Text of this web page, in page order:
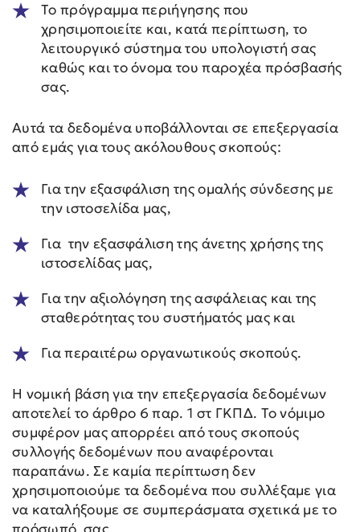
Το πρόγραμμα περιήγησης που
χρησιμοποιείτε και, κατά περίπτωση, το
λειτουργικό σύστημα του υπολογιστή σας
καθώς και το όνομα του παροχέα πρόσβασής
σας.
Αυτά τα δεδομένα υποβάλλονται σε επεξεργασία
από εμάς για τους ακόλουθους σκοπούς:
Για την εξασφάλιση της ομαλής σύνδεσης με
την ιστοσελίδα μας,
Για την εξασφάλιση της άνετης χρήσης της
ιστοσελίδας μας,
Για την αξιολόγηση της ασφάλειας και της
σταθερότητας του συστήματός μας και
Για περαιτέρω οργανωτικούς σκοπούς.
Η νομική βάση για την επεξεργασία δεδομένων
αποτελεί το άρθρο 6 παρ. 1 στ ΓΚΠΔ. Το νόμιμο
συμφέρον μας απορρέει από τους σκοπούς
συλλογής δεδομένων που αναφέρονται
παραπάνω. Σε καμία περίπτωση δεν
χρησιμοποιούμε τα δεδομένα που συλλέξαμε για
να καταλήξουμε σε συμπεράσματα σχετικά με το